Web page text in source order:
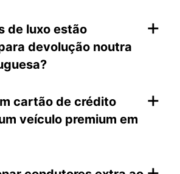
de luxo estão
devolução noutra
+
cartão de crédito
veículo premium em
+